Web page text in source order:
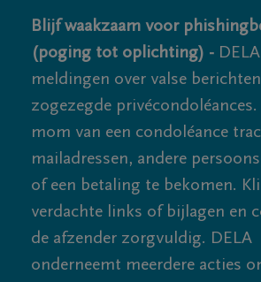
Blijf waakzaam voor
(poging tot oplichting) -
meldingen over valse
zogezegde
mom van een condoléance
mailadressen, andere
of een betaling te bekomen.
verdachte links of bijlagen en
de afzender zorgvuldig. DELA
onderneemt meerdere acties